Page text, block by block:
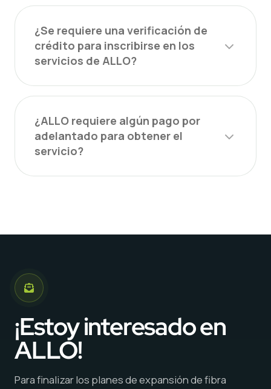
¿Se requiere una verificación de
crédito para inscribirse en los
servicios de ALLO?
¿ALLO requiere algún pago por
adelantado para obtener el
servicio?
¡Estoy interesado en
ALLO!
Para finalizar los planes de expansión de fibra